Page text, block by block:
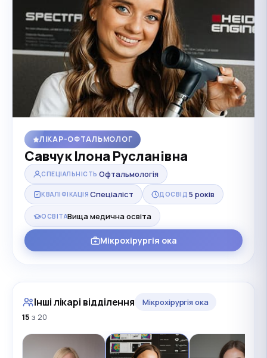
ЛІКАР-ОФТАЛЬМОЛОГ
Савчук Ілона Русланівна
СПЕЦІАЛЬНІСТЬ Офтальмологія
КВАЛІФІКАЦІЯ Спеціаліст ДОСВІД 5 років
ОСВІТАВища медична освіта
Мікрохірургія ока
Інші лікарі відділення
Мікрохірургія ока
15 з 20